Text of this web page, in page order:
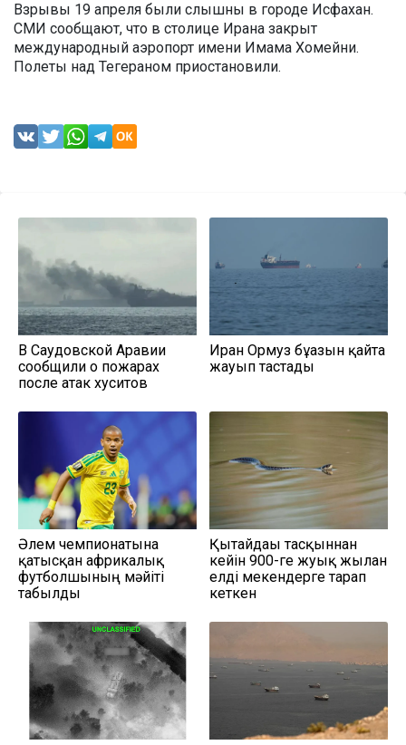
Взрывы 19 апреля были слышны в городе Исфахан.
СМИ сообщают, что в столице Ирана закрыт
международный аэропорт имени Имама Хомейни.
Полеты над Тегераном приостановили.
В Саудовской Аравии
сообщили о пожарах
после атак хуситов
Иран Ормуз бұғазын қайта
жауып тастады
Әлем чемпионатына
қатысқан африкалық
футболшының мәйіті
табылды
Қытайдағы тасқыннан
кейін 900-ге жуық жылан
елді мекендерге тарап
кеткен